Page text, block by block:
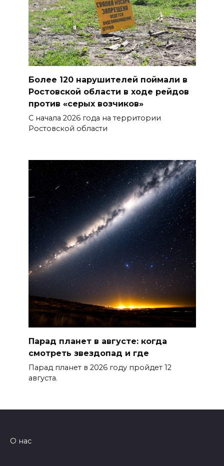
Более 120 нарушителей поймали в
Ростовской области в ходе рейдов
против «серых возчиков»
С начала 2026 года на территории
Ростовской области
Парад планет в августе: когда
смотреть звездопад и где
Парад планет в 2026 году пройдет 12
августа.
О нас